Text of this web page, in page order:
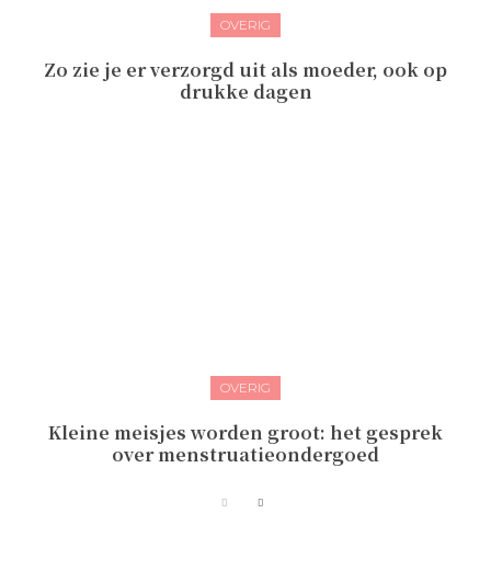
OVERIG
Zo zie je er verzorgd uit als moeder, ook op
drukke dagen
OVERIG
Kleine meisjes worden groot: het gesprek
over menstruatieondergoed